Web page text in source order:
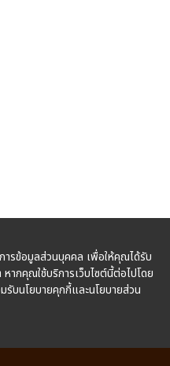
ารข้อมูลส่วนบุคคล เพื่อให้คุณได้รับ
ากคุณใช้บริการเว็บไซต์นี้ต่อไปโดย
บนโยบายคุกกี้และนโยบายส่วน